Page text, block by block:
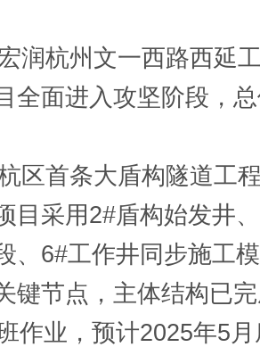
润杭州文一西路西延
全面进入攻坚阶段，
区首条大盾构隧道工
目采用2#盾构始发井
、6#工作井同步施工
键节点，主体结构已
作业，预计2025年5